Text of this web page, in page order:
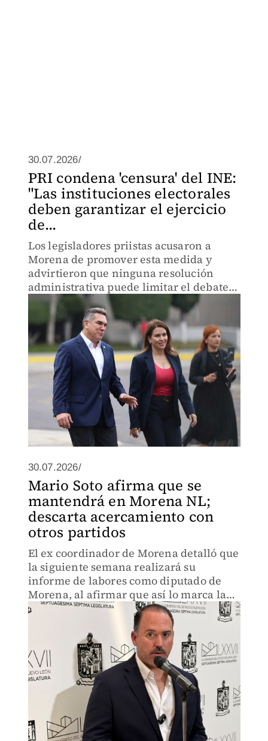
30.07.2026/
PRI condena 'censura' del INE:
"Las instituciones electorales
deben garantizar el ejercicio
de...
Los legisladores priistas acusaron a
Morena de promover esta medida y
advirtieron que ninguna resolución
administrativa puede limitar el debate
público ni restringir las posiciones
políticas de la oposición.
30.07.2026/
Mario Soto afirma que se
mantendrá en Morena NL;
descarta acercamiento con
otros partidos
El ex coordinador de Morena detalló que
la siguiente semana realizará su
informe de labores como diputado de
Morena, al afirmar que así lo marca la
reglamentación legislativa.